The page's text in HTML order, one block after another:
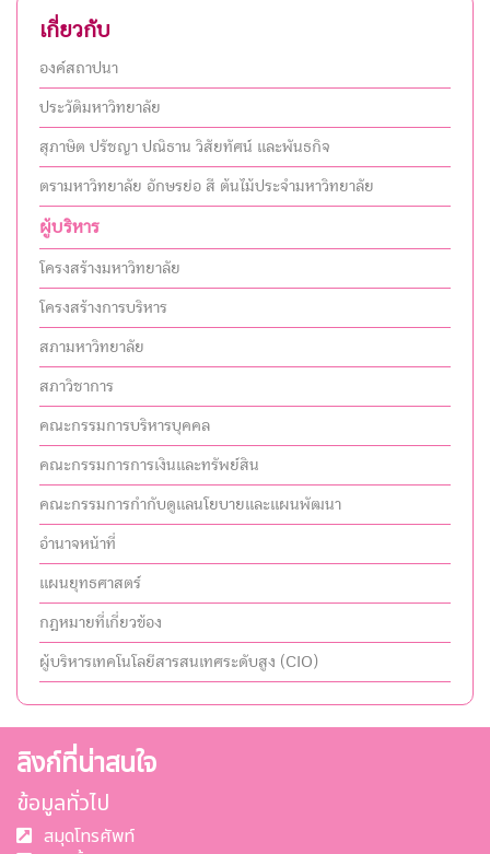
เกี่ยวกับ
องค์สถาปนา
ประวัติมหาวิทยาลัย
สุภาษิต ปรัชญา ปณิธาน วิสัยทัศน์ และพันธกิจ
ตรามหาวิทยาลัย อักษรย่อ สี ต้นไม้ประจำมหาวิทยาลัย
ผู้บริหาร
โครงสร้างมหาวิทยาลัย
โครงสร้างการบริหาร
สภามหาวิทยาลัย
สภาวิชาการ
คณะกรรมการบริหารบุคคล
คณะกรรมการการเงินและทรัพย์สิน
คณะกรรมการกำกับดูแลนโยบายและแผนพัฒนา
อำนาจหน้าที่
แผนยุทธศาสตร์
กฎหมายที่เกี่ยวข้อง
ผู้บริหารเทคโนโลยีสารสนเทศระดับสูง (CIO)
ลิงก์ที่น่าสนใจ
ข้อมูลทั่วไป
สมุดโทรศัพท์